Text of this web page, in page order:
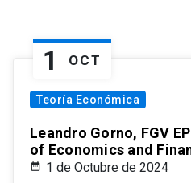
1 OCT
Teoría Económica
Leandro Gorno, FGV
of Economics and
1 de Octubre de 2024